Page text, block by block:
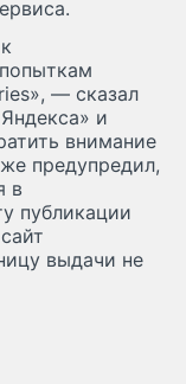
— сказал
и
внимание
предупредил,
в
публикации
выдачи не